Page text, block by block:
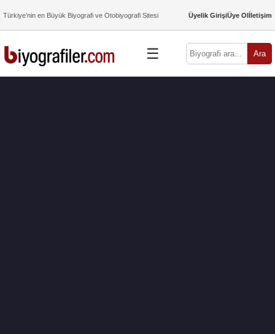
Türkiye’nin en Büyük Biyografi ve Otobiyografi Sitesi Üyelik GirişiÜye Olİletişim
☰ Ara